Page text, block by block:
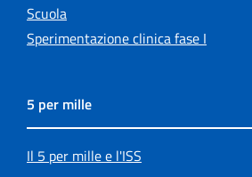
Scuola
Sperimentazione clinica fase I
5 per mille
Il 5 per mille e l'ISS